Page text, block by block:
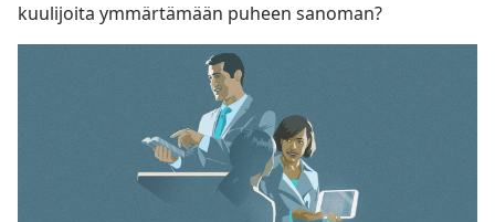
kuulijoita ymmärtämään puheen sanoman?